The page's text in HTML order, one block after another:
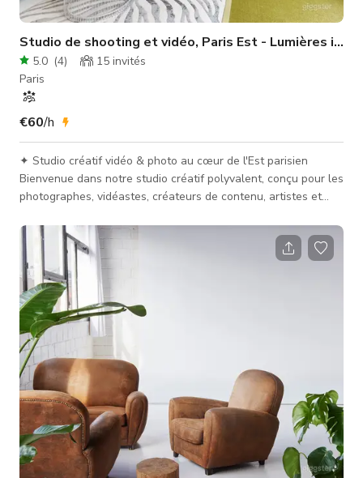
Studio de shooting et vidéo, Paris Est - Lumières incluses
5.0 (4) 15 invités
Paris
€60/h
✦ Studio créatif vidéo & photo au cœur de l'Est parisien
Bienvenue dans notre studio créatif polyvalent, conçu pour les
photographes, vidéastes, créateurs de contenu, artistes et
entièrement équipé pour donner vie à vos projets visuels —
que vous ayez besoin d'un studio photo à Paris, d'un lieu de
tournage vidéo, d'un espace pour des interviews ou des
castings. Idéal pour : • Photographie lifestyle, portrait, e-co